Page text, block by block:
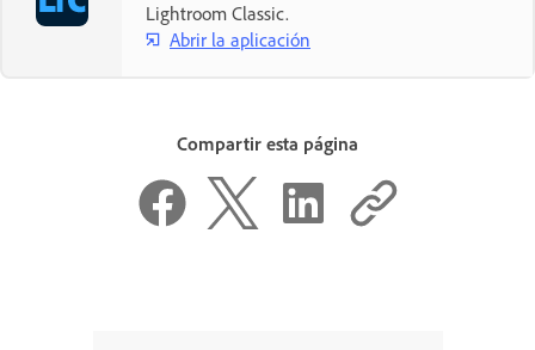
Lightroom Classic.
Abrir la aplicación
Compartir esta página